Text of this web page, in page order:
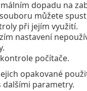
dopadu na
můžete
při jejím využití.
nastavení
počítače.
opakované
parametry.